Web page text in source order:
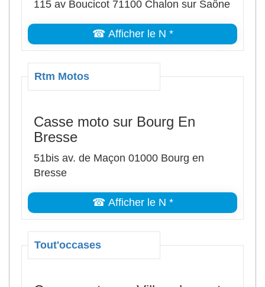
115 av Boucicot 71100 Chalon sur Saône
☎ Afficher le N *
Rtm Motos
Casse moto sur Bourg En
Bresse
51bis av. de Maçon 01000 Bourg en
Bresse
☎ Afficher le N *
Tout'occases